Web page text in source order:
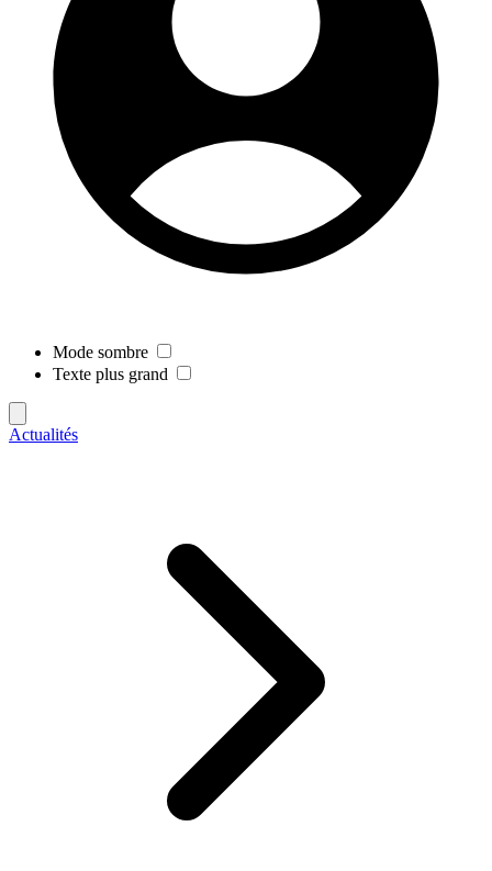
Mode sombre
Texte plus grand
Actualités